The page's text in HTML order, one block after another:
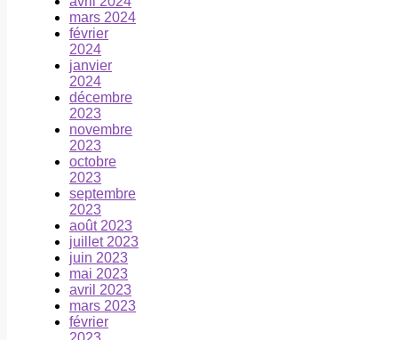
mars 2024
février
2024
janvier
2024
décembre
2023
novembre
2023
octobre
2023
septembre
2023
août 2023
juillet 2023
juin 2023
mai 2023
avril 2023
mars 2023
février